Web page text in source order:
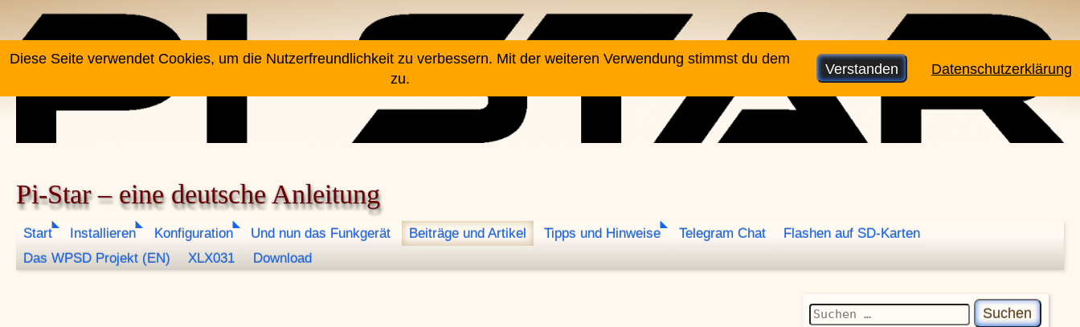
Pi-Star – eine deutsche Anleitung
Start Installieren Konfiguration Und nun das Funkgerät Beiträge und Artikel Tipps und Hinweise Telegram Chat
Flashen auf SD-Karten
Das WPSD Projekt (EN)
XLX031 Download
Suchen nach:
Diese Seite verwendet Cookies, um die Nutzerfreundlichkeit zu verbessern. Mit der weiteren Verwendung stimmst du dem
zu.
Verstanden Datenschutzerklärung